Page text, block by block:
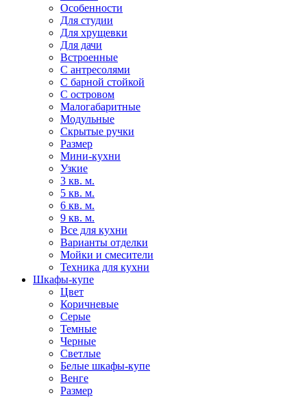
Особенности
Для студии
Для хрущевки
Для дачи
Встроенные
С антресолями
С барной стойкой
С островом
Малогабаритные
Модульные
Скрытые ручки
Размер
Мини-кухни
Узкие
3 кв. м.
5 кв. м.
6 кв. м.
9 кв. м.
Все для кухни
Варианты отделки
Мойки и смесители
Техника для кухни
Шкафы-купе
Цвет
Коричневые
Серые
Темные
Черные
Светлые
Белые шкафы-купе
Венге
Размер